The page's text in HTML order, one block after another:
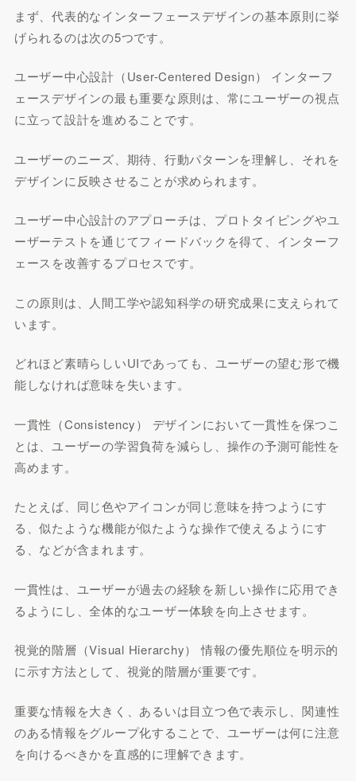
まず、代表的なインターフェースデザインの基本原則に挙
げられるのは次の5つです。
ユーザー中心設計（User-Centered Design） インターフ
ェースデザインの最も重要な原則は、常にユーザーの視点
に立って設計を進めることです。
ユーザーのニーズ、期待、行動パターンを理解し、それを
デザインに反映させることが求められます。
ユーザー中心設計のアプローチは、プロトタイピングやユ
ーザーテストを通じてフィードバックを得て、インターフ
ェースを改善するプロセスです。
この原則は、人間工学や認知科学の研究成果に支えられて
います。
どれほど素晴らしいUIであっても、ユーザーの望む形で機
能しなければ意味を失います。
一貫性（Consistency） デザインにおいて一貫性を保つこ
とは、ユーザーの学習負荷を減らし、操作の予測可能性を
高めます。
たとえば、同じ色やアイコンが同じ意味を持つようにす
る、似たような機能が似たような操作で使えるようにす
る、などが含まれます。
一貫性は、ユーザーが過去の経験を新しい操作に応用でき
るようにし、全体的なユーザー体験を向上させます。
視覚的階層（Visual Hierarchy） 情報の優先順位を明示的
に示す方法として、視覚的階層が重要です。
重要な情報を大きく、あるいは目立つ色で表示し、関連性
のある情報をグループ化することで、ユーザーは何に注意
を向けるべきかを直感的に理解できます。